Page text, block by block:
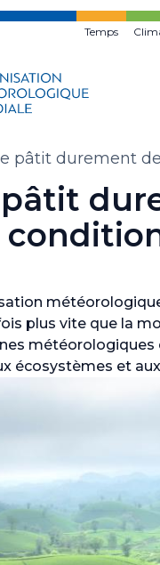
Temps
pâtit durement
pâtit
plus vite que la
écosystèmes et